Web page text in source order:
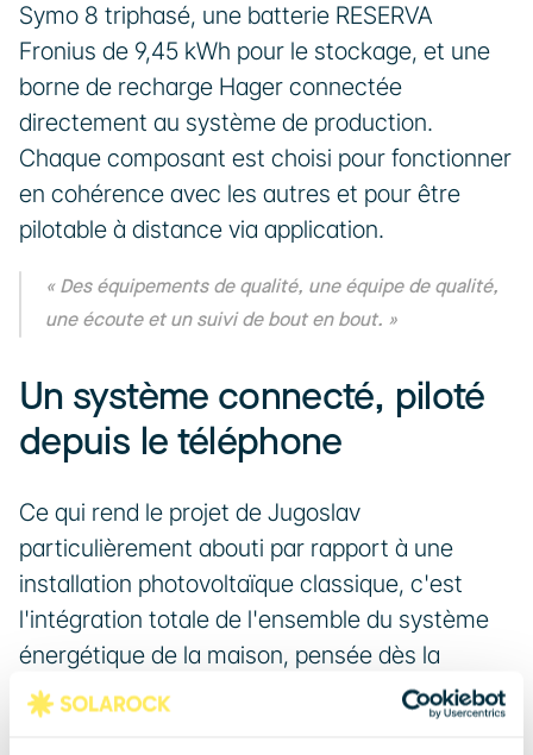
Symo 8 triphasé, une batterie RESERVA
Fronius de 9,45 kWh pour le stockage, et une
borne de recharge Hager connectée
directement au système de production.
Chaque composant est choisi pour fonctionner
en cohérence avec les autres et pour être
pilotable à distance via application.
« Des équipements de qualité, une équipe de qualité,
une écoute et un suivi de bout en bout. »
Un système connecté, piloté
depuis le téléphone
Ce qui rend le projet de Jugoslav
particulièrement abouti par rapport à une
installation photovoltaïque classique, c'est
l'intégration totale de l'ensemble du système
énergétique de la maison, pensée dès la
conception et non ajoutée en option après
coup. Les panneaux produisent, la batterie